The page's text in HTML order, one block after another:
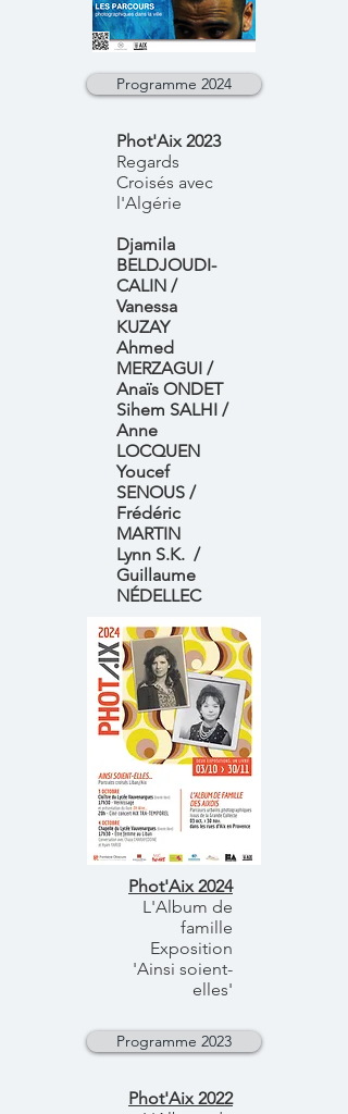
Programme 2024
Phot'Aix 2023
Regards
Croisés avec
l'Algérie
Djamila
BELDJOUDI-
CALIN /
Vanessa
KUZAY
Ahmed
MERZAGUI /
Anaïs ONDET
Sihem SALHI /
Anne
LOCQUEN
Youcef
SENOUS /
Frédéric
MARTIN
Lynn S.K. /
Guillaume
NÉDELLEC
Phot'Aix 2024
L'Album de
famille
Exposition
'Ainsi soient-
elles'
Programme 2023
Phot'Aix 2022